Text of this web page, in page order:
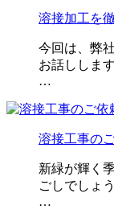
溶接加工を
今回は、弊
お話ししま
…
溶接工事の
新緑が輝く
ごしでしょ
…